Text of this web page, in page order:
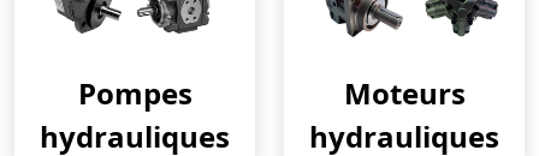
Pompes
hydrauliques
Moteurs
hydrauliques